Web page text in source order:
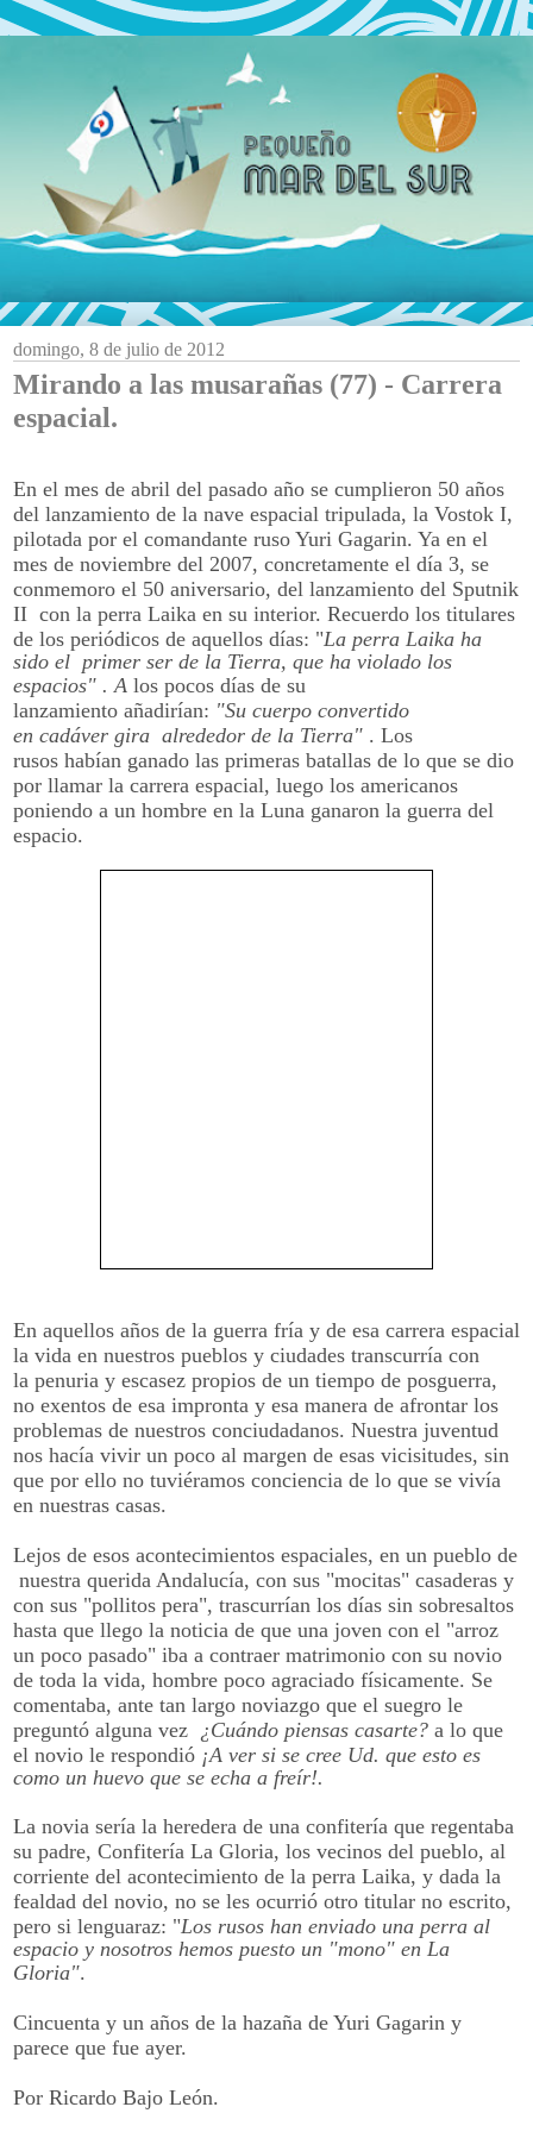
domingo, 8 de julio de 2012
Mirando a las musarañas (77) - Carrera
espacial.
En el mes de abril del pasado año se cumplieron 50 años
del lanzamiento de la nave espacial tripulada, la Vostok I,
pilotada por el comandante ruso Yuri Gagarin. Ya en el
mes de noviembre del 2007, concretamente el día 3, se
conmemoro el 50 aniversario, del lanzamiento del Sputnik
II con la perra Laika en su interior. Recuerdo los titulares
de los periódicos de aquellos días: "La perra Laika ha
sido el primer ser de la Tierra, que ha violado los
espacios" . A los pocos días de su
lanzamiento añadirían: "Su cuerpo convertido
en cadáver gira alrededor de la Tierra" . Los
rusos habían ganado las primeras batallas de lo que se dio
por llamar la carrera espacial, luego los americanos
poniendo a un hombre en la Luna ganaron la guerra del
espacio.
En aquellos años de la guerra fría y de esa carrera espacial
la vida en nuestros pueblos y ciudades transcurría con
la penuria y escasez propios de un tiempo de posguerra,
no exentos de esa impronta y esa manera de afrontar los
problemas de nuestros conciudadanos. Nuestra juventud
nos hacía vivir un poco al margen de esas vicisitudes, sin
que por ello no tuviéramos conciencia de lo que se vivía
en nuestras casas.
Lejos de esos acontecimientos espaciales, en un pueblo de
nuestra querida Andalucía, con sus "mocitas" casaderas y
con sus "pollitos pera", trascurrían los días sin sobresaltos
hasta que llego la noticia de que una joven con el "arroz
un poco pasado" iba a contraer matrimonio con su novio
de toda la vida, hombre poco agraciado físicamente. Se
comentaba, ante tan largo noviazgo que el suegro le
preguntó alguna vez
¿Cuándo piensas casarte? a lo que
el novio le respondió ¡A ver si se cree Ud. que esto es
como un huevo que se echa a freír!.
La novia sería la heredera de una confitería que regentaba
su padre, Confitería La Gloria, los vecinos del pueblo, al
corriente del acontecimiento de la perra Laika, y dada la
fealdad del novio, no se les ocurrió otro titular no escrito,
pero si lenguaraz: "Los rusos han enviado una perra al
espacio y nosotros hemos puesto un "mono" en La
Gloria".
Cincuenta y un años de la hazaña de Yuri Gagarin y
parece que fue ayer.
Por Ricardo Bajo León.